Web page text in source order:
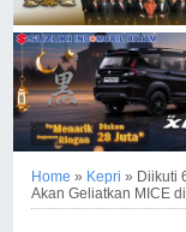
Home » Kepri » Diikuti
Akan Geliatkan MICE